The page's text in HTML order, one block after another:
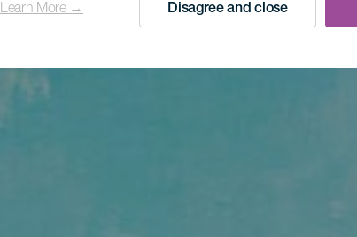
Learn More → Disagree and close